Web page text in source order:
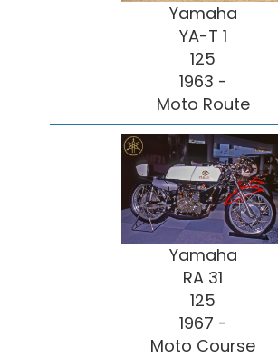
Yamaha
YA-T 1
125
1963 -
Moto Route
Yamaha
RA 31
125
1967 -
Moto Course